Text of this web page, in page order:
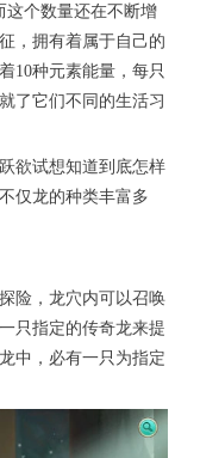
这个数量还在不断增
，拥有着属于自己的
10种元素能量，每只
了它们不同的生活习
欲试想知道到底怎样
仅龙的种类丰富多
险，龙穴内可以召唤
只指定的传奇龙来提
中，必有一只为指定